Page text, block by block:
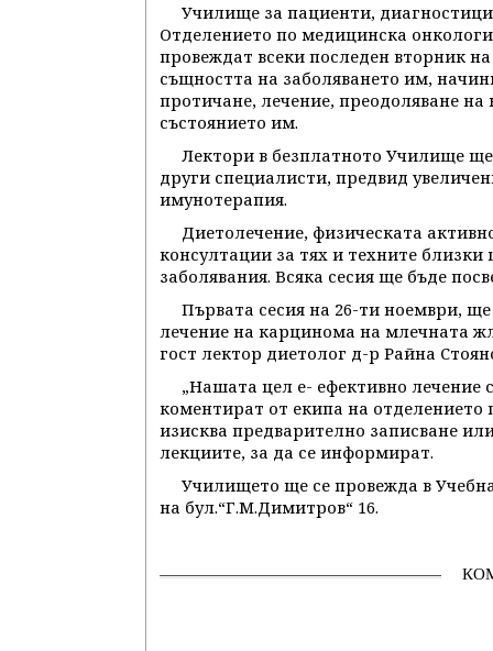
Училище за пациенти,
Отделението по медицинска
провеждат всеки последен вторник
същността на заболяването им,
протичане, лечение, преодоляване
състоянието им.
Лектори в безплатното Училище
други специалисти, предвид
имунотерапия.
Диетолечение, физическата
консултации за тях и техните
заболявания. Всяка сесия ще бъде
Първата сесия на 26-ти ноември,
лечение на карцинома на млечната
гост лектор диетолог д-р Райна
„Нашата цел е- ефективно
коментират от екипа на
изисква предварително записване
лекциите, за да се информират.
Училището ще се провежда в
на бул.“Г.М.Димитров“ 16.